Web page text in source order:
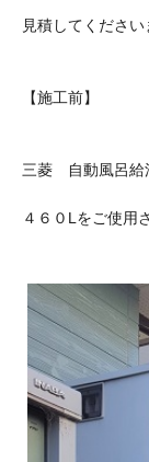
見積してくださ
【施工前】
三菱 自動風呂給
４６０Lをご使用